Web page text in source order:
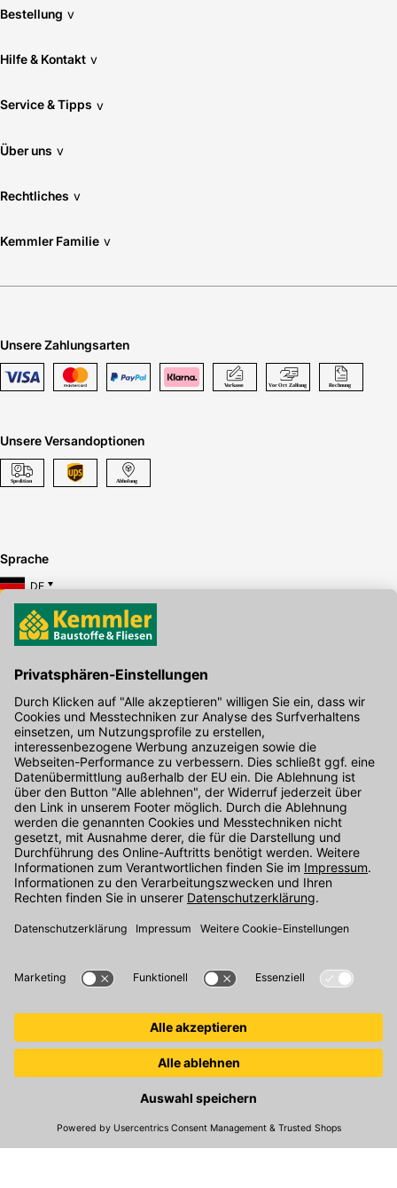
Bestellung v
Hilfe & Kontakt v
Service & Tipps v
Über uns v
Rechtliches v
Kemmler Familie v
Unsere Zahlungsarten
Unsere Versandoptionen
Sprache
DE
Hier gibt's die kostenlose App
Kontakt
Unser Onlineshop Team ist montags bis freitags von 08:00 - 17:00
Uhr unter der Telefonnummer07071 / 151-151für Sie erreichbar.
Alternativ können Sie unser Kontaktformular nutzen.
Den Kontakt direkt in unsere Niederlassungen finden Sie
© 2026 Kemmler Baustoffe GmbH